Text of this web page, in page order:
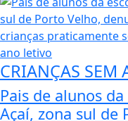
CRIANÇAS SEM
Pais de alunos
Açaí, zona sul de